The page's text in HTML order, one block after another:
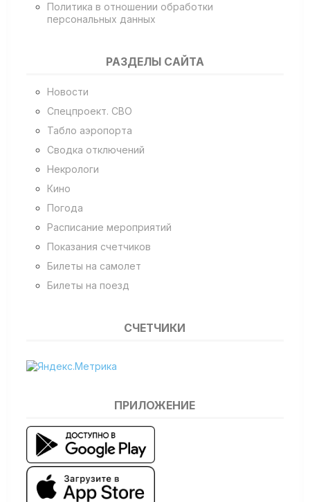
Политика в отношении обработки
персональных данных
РАЗДЕЛЫ САЙТА
Новости
Спецпроект. СВО
Табло аэропорта
Сводка отключений
Некрологи
Кино
Погода
Расписание мероприятий
Показания счетчиков
Билеты на самолет
Билеты на поезд
СЧЕТЧИКИ
ПРИЛОЖЕНИЕ